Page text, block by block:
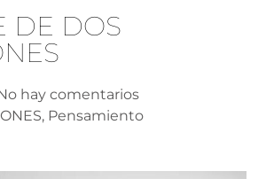
DE DOS
hay comentarios
, Pensamiento